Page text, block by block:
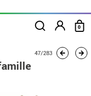
0
Groupe de Lulús beiges
47/283